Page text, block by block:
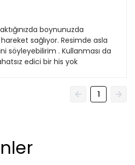
boynunuzda
sağlıyor. Resimde asla
söyleyebilirim . Kullanması da
edici bir his yok
1